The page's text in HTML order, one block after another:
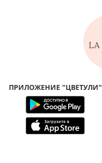
ПРИЛОЖЕНИЕ "ЦВЕТУЛИ"